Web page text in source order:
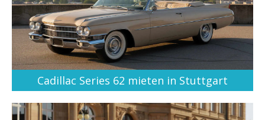
Cadillac Series 62 mieten in Stuttgart